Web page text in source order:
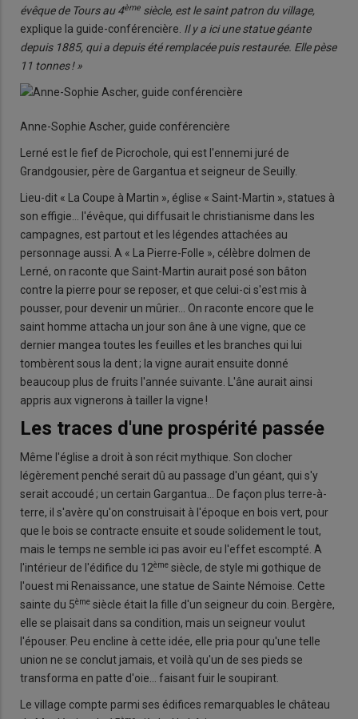
évêque de Tours au 4ème siècle, est le saint patron du village,
explique la guide-conférencière. Il y a ici une statue géante
depuis 1885, qui a depuis été remplacée puis restaurée. Elle pèse
11 tonnes ! »
Anne-Sophie Ascher, guide conférencière
Lerné est le fief de Picrochole, qui est l'ennemi juré de
Grandgousier, père de Gargantua et seigneur de Seuilly.
Lieu-dit « La Coupe à Martin », église « Saint-Martin », statues à
son effigie… l'évêque, qui diffusait le christianisme dans les
campagnes, est partout et les légendes attachées au
personnage aussi. A « La Pierre-Folle », célèbre dolmen de
Lerné, on raconte que Saint-Martin aurait posé son bâton
contre la pierre pour se reposer, et que celui-ci s'est mis à
pousser, pour devenir un mûrier… On raconte encore que le
saint homme attacha un jour son âne à une vigne, que ce
dernier mangea toutes les feuilles et les branches qui lui
tombèrent sous la dent ; la vigne aurait ensuite donné
beaucoup plus de fruits l'année suivante. L'âne aurait ainsi
appris aux vignerons à tailler la vigne !
Les traces d'une prospérité passée
Même l'église a droit à son récit mythique. Son clocher
légèrement penché serait dû au passage d'un géant, qui s'y
serait accoudé ; un certain Gargantua… De façon plus terre-à-
terre, il s'avère qu'on construisait à l'époque en bois vert, pour
que le bois se contracte ensuite et soude solidement le tout,
mais le temps ne semble ici pas avoir eu l'effet escompté. A
l'intérieur de l'édifice du 12ème siècle, de style mi gothique de
l'ouest mi Renaissance, une statue de Sainte Némoise. Cette
sainte du 5ème siècle était la fille d'un seigneur du coin. Bergère,
elle se plaisait dans sa condition, mais un seigneur voulut
l'épouser. Peu encline à cette idée, elle pria pour qu'une telle
union ne se conclut jamais, et voilà qu'un de ses pieds se
transforma en patte d'oie… faisant fuir le soupirant.
Le village compte parmi ses édifices remarquables le château